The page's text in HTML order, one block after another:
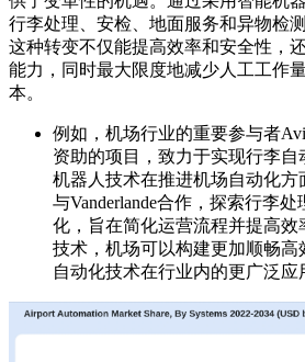
行李处理、安检、地面服务和异物检
这种转变不仅能提高效率和安全性，
能力，同时最大限度地减少人工工作
本。
例如，机场行业的重要参与者
资助的项目，致力于实现行李自
机器人技术在推进机场自动化方
与Vanderlande合作，探索行李
化，旨在简化运营流程并提高
技术，机场可以构建更加顺畅高
自动化技术在行业内的更广泛应